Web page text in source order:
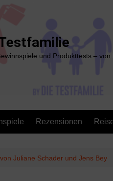
und Produkttests –
Rezensionen
Juliane Schader und Jens Bey